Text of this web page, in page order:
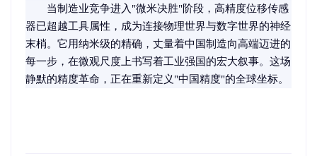
当制造业竞争进入"微米决胜"阶段，高精度位移传感
器已超越工具属性，成为连接物理世界与数字世界的神经
末梢。它用纳米级的精确，丈量着中国制造向高端迈进的
每一步，在微观尺度上书写着工业强国的宏大叙事。这场
静默的精度革命，正在重新定义"中国精度"的全球坐标。